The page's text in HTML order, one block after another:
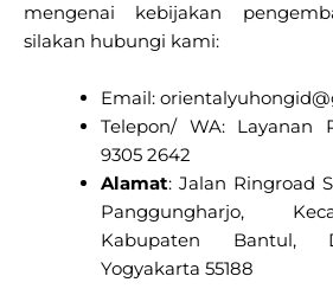
mengenai kebijakan
silakan hubungi kami:
Email:
Telepon/ WA: Layanan
9305 2642
Alamat: Jalan Ringroad
Panggungharjo,
Kabupaten Bantul,
Yogyakarta 55188